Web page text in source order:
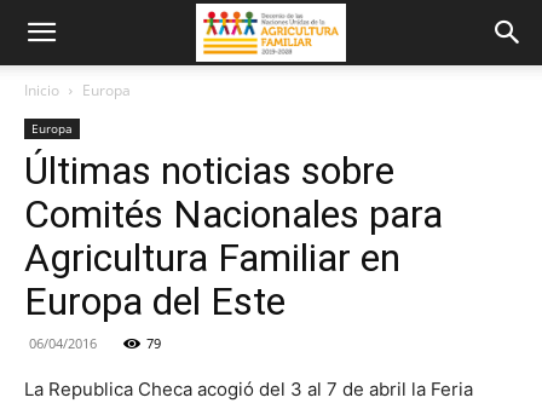
Inicio Europa
Europa
Últimas noticias sobre
Comités Nacionales para
Agricultura Familiar en
Europa del Este
06/04/2016 79
La Republica Checa acogió del 3 al 7 de abril la Feria